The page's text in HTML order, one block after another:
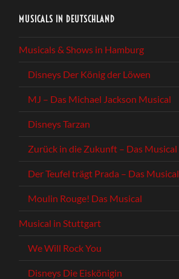
MUSICALS IN DEUTSCHLAND
Musicals & Shows in Hamburg
Disneys Der König der Löwen
MJ – Das Michael Jackson Musical
Disneys Tarzan
Zurück in die Zukunft – Das Musical
Der Teufel trägt Prada – Das Musical
Moulin Rouge! Das Musical
Musical in Stuttgart
We Will Rock You
Disneys Die Eiskönigin